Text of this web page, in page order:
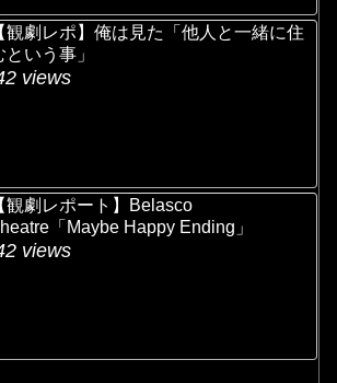
観劇レポ】俺は見た「他人と一緒に住
という事」
views
観劇レポート】Belasco
「Maybe Happy Ending」
views